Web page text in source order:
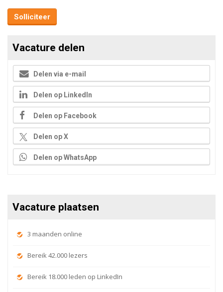
Solliciteer
Vacature delen
Delen via e-mail
Delen op LinkedIn
Delen op Facebook
Delen op X
Delen op WhatsApp
Vacature plaatsen
3 maanden online
Bereik 42.000 lezers
Bereik 18.000 leden op LinkedIn